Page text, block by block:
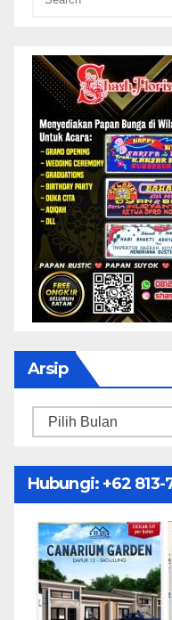
Arsip
Arsip
Hubungi: ‪+62 813-